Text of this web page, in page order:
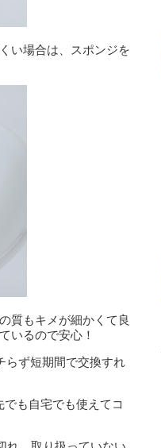
い場合は、スポンジを
質もキメが細かくて良
いるので安心！
らず短期間で交換すれ
も自宅でも使えてコ